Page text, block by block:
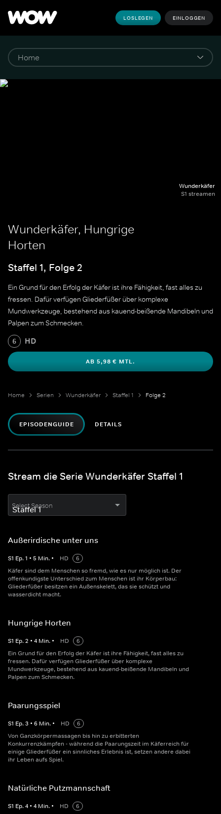
LOSLEGEN EINLOGGEN
Wunderkäfer
S1 streamen
Wunderkäfer, Hungrige
Horten
Staffel 1, Folge 2
Ein Grund für den Erfolg der Käfer ist ihre Fähigkeit, fast alles zu
fressen. Dafür verfügen Gliederfüßer über komplexe
Mundwerkzeuge, bestehend aus kauend-beißende Mandibeln und
Palpen zum Schmecken.
6 HD
AB 5,98 € MTL.
Home Serien Wunderkäfer Staffel 1 Folge 2
EPISODENGUIDE DETAILS
Stream die Serie Wunderkäfer Staffel 1
Select Season
Außerirdische unter uns
S1 Ep.1 • 5 Min. • HD
6
Käfer sind dem Menschen so fremd, wie es nur möglich ist. Der
offenkundigste Unterschied zum Menschen ist ihr Körperbau:
Gliederfüßer besitzen ein Außenskelett, das sie schützt und
wasserdicht macht.
Hungrige Horten
S1 Ep.2 • 4 Min. • HD
6
Ein Grund für den Erfolg der Käfer ist ihre Fähigkeit, fast alles zu
fressen. Dafür verfügen Gliederfüßer über komplexe
Mundwerkzeuge, bestehend aus kauend-beißende Mandibeln und
Palpen zum Schmecken.
Paarungsspiel
S1 Ep.3 • 6 Min. • HD
6
Von Ganzkörpermassagen bis hin zu erbitterten
Konkurrenzkämpfen - während die Paarungszeit im Käferreich für
einige Gliederfüßer ein sinnliches Erlebnis ist, setzen andere dabei
ihr Leben aufs Spiel.
Natürliche Putzmannschaft
S1 Ep.4 • 4 Min. • HD
6